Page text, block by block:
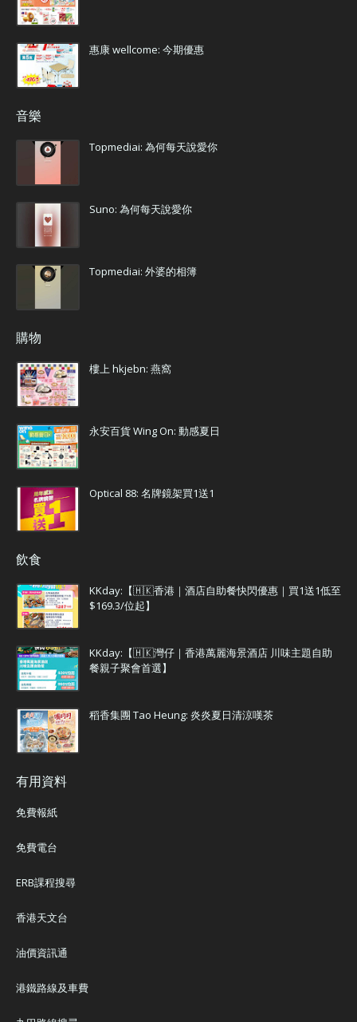
惠康 wellcome: 今期優惠
音樂
Topmediai: 為何每天說愛你
Suno: 為何每天說愛你
Topmediai: 外婆的相簿
購物
樓上 hkjebn: 燕窩
永安百貨 Wing On: 動感夏日
Optical 88: 名牌鏡架買1送1
飲食
KKday:【🇭🇰香港｜酒店自助餐快閃優惠｜買1送1低至
$169.3/位起】
KKday:【🇭🇰灣仔｜香港萬麗海景酒店 川味主題自助
餐親子聚會首選】
稻香集團 Tao Heung: 炎炎夏日清涼嘆茶
有用資料
免費報紙
免費電台
ERB課程搜尋
香港天文台
油價資訊通
港鐵路線及車費